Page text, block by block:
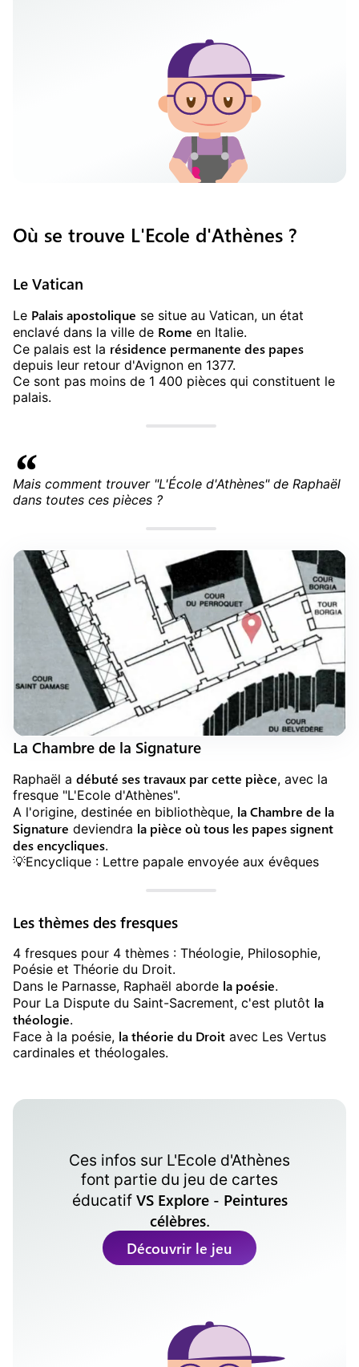
Où se trouve L'Ecole d'Athènes ?
Le Vatican
Le Palais apostolique se situe au Vatican, un état
enclavé dans la ville de Rome en Italie.
Ce palais est la résidence permanente des papes
depuis leur retour d'Avignon en 1377.
Ce sont pas moins de 1 400 pièces qui constituent le
palais.
Mais comment trouver "L'École d'Athènes" de Raphaël
dans toutes ces pièces ?
La Chambre de la Signature
Raphaël a débuté ses travaux par cette pièce, avec la
fresque "L'Ecole d'Athènes".
A l'origine, destinée en bibliothèque, la Chambre de la
Signature deviendra la pièce où tous les papes signent
des encycliques.
💡️Encyclique : Lettre papale envoyée aux évêques
Les thèmes des fresques
4 fresques pour 4 thèmes : Théologie, Philosophie,
Poésie et Théorie du Droit.
Dans le Parnasse, Raphaël aborde la poésie.
Pour La Dispute du Saint-Sacrement, c'est plutôt la
théologie.
Face à la poésie, la théorie du Droit avec Les Vertus
cardinales et théologales.
Ces infos sur L'Ecole d'Athènes
font partie du jeu de cartes
éducatif VS Explore - Peintures
célèbres.
Découvrir le jeu